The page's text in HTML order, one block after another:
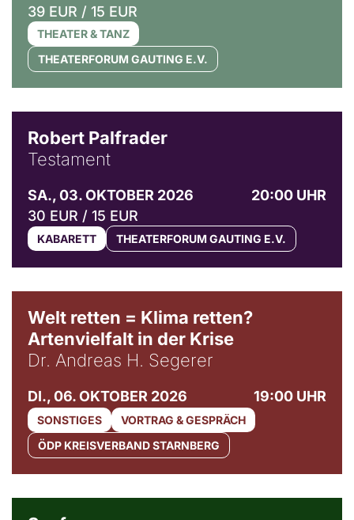
39 EUR / 15 EUR
THEATER & TANZ
THEATERFORUM GAUTING E.V.
Robert Palfrader
Testament
SA., 03. OKTOBER 2026
20:00 UHR
30 EUR / 15 EUR
KABARETT THEATERFORUM GAUTING E.V.
Welt retten = Klima retten?
Artenvielfalt in der Krise
Dr. Andreas H. Segerer
DI., 06. OKTOBER 2026 19:00 UHR
SONSTIGES
VORTRAG & GESPRÄCH
ÖDP KREISVERBAND STARNBERG